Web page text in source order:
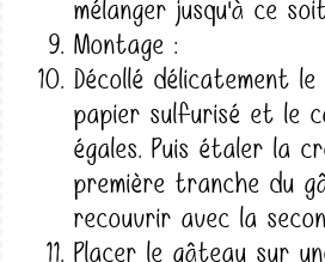
mélanger jusqu'à ce
Montage :
Décollé délicatement
papier sulfurisé et le
égales. Puis étaler la
première tranche du
recouvrir avec la
Placer le gâteau sur